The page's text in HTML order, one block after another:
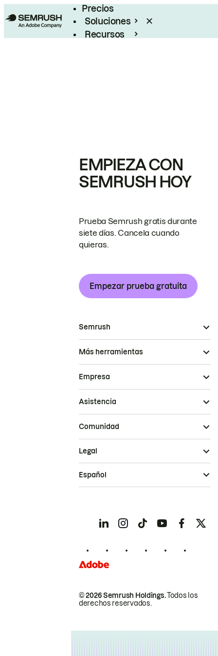
Precios
Soluciones
Recursos
EMPIEZA CON
SEMRUSH HOY
Prueba Semrush gratis durante
siete días. Cancela cuando
quieras.
Empezar prueba gratuita
Semrush
Más herramientas
Empresa
Asistencia
Comunidad
© 2026 Semrush Holdings.Todos los
derechos reservados.
Legal
Español